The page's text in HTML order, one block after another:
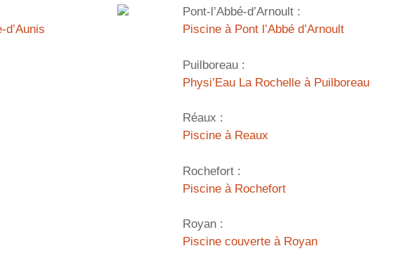
Pont-l’Abbé-d’Arnoult :
Piscine à Pont l’Abbé d’Arnoult
Puilboreau :
Physi’Eau La Rochelle à Puilboreau
Réaux :
Piscine à Reaux
Rochefort :
Piscine à Rochefort
Royan :
Piscine couverte à Royan